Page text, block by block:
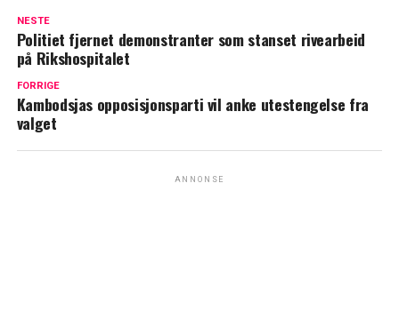
NESTE
Politiet fjernet demonstranter som stanset rivearbeid
på Rikshospitalet
FORRIGE
Kambodsjas opposisjonsparti vil anke utestengelse fra
valget
ANNONSE